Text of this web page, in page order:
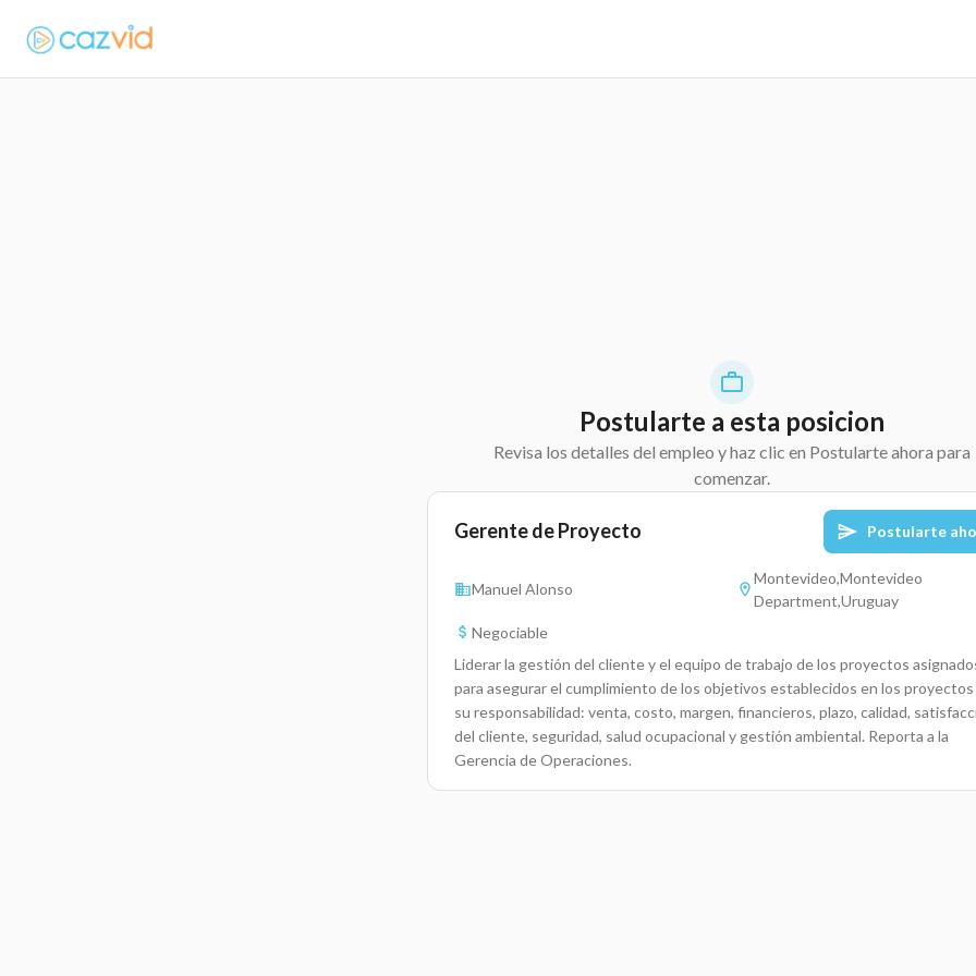
Postularte a esta posicion
Revisa los detalles del empleo y haz clic en Postularte ahora para
comenzar.
Gerente de Proyecto Postularte
Manuel Alonso
Montevideo,Montevideo
Department,Uruguay
Negociable
Liderar la gestión del cliente y el equipo de trabajo de los proyectos
para asegurar el cumplimiento de los objetivos establecidos en los proyectos
su responsabilidad: venta, costo, margen, financieros, plazo, calidad,
del cliente, seguridad, salud ocupacional y gestión ambiental. Reporta a la
Gerencia de Operaciones.